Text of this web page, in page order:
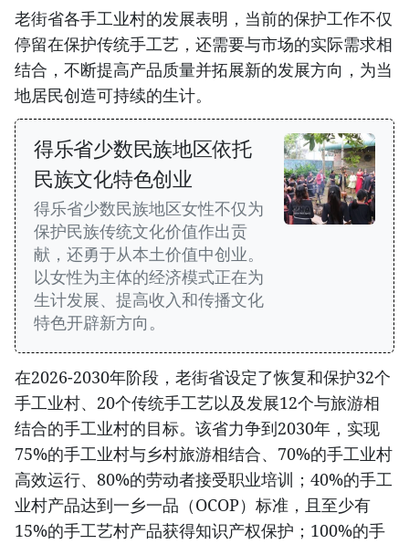
​老街省各手工业村的发展表明，当前的保护工作不仅
停留在保护传统手工艺，还需要与市场的实际需求相
结合，不断提高产品质量并拓展新的发展方向，为当
地居民创造可持续的生计。
得乐省少数民族地区依托
民族文化特色创业
得乐省少数民族地区女性不仅为
保护民族传统文化价值作出贡
献，还勇于从本土价值中创业。
以女性为主体的经济模式正在为
生计发展、提高收入和传播文化
特色开辟新方向。
​在2026-2030年阶段，老街省设定了恢复和保护32个
手工业村、20个传统手工艺以及发展12个与旅游相
结合的手工业村的目标。该省力争到2030年，实现
75%的手工业村与乡村旅游相结合、70%的手工业村
高效运行、80%的劳动者接受职业培训；40%的手工
业村产品达到一乡一品（OCOP）标准，且至少有
15%的手工艺村产品获得知识产权保护；100%的手